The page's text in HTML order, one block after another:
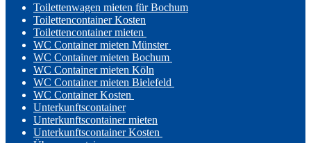
Toilettenwagen mieten für Bochum
Toilettencontainer Kosten
Toilettencontainer mieten
WC Container mieten Münster
WC Container mieten Bochum
WC Container mieten Köln
WC Container mieten Bielefeld
WC Container Kosten
Unterkunftscontainer
Unterkunftscontainer mieten
Unterkunftscontainer Kosten